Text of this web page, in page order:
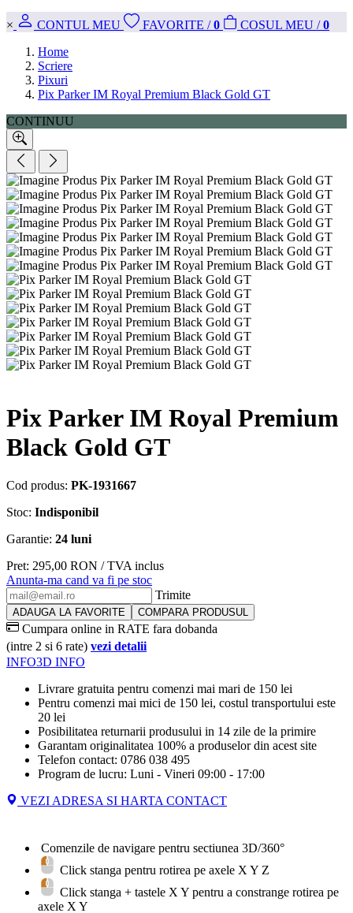
× CONTUL MEU FAVORITE / 0 COSUL MEU / 0
Home
Scriere
Pixuri
Pix Parker IM Royal Premium Black Gold GT
CONTINUU
Pix Parker IM Royal Premium
Black Gold GT
Cod produs: PK-1931667
Stoc: Indisponibil
Garantie: 24 luni
Pret: 295,00 RON / TVA inclus
Anunta-ma cand va fi pe stoc
Trimite
ADAUGA LA FAVORITE COMPARA PRODUSUL
Cumpara online in RATE fara dobanda
(intre 2 si 6 rate) vezi detalii
INFO3D INFO
Livrare gratuita pentru comenzi mai mari de 150 lei
Pentru comenzi mai mici de 150 lei, costul transportului este
20 lei
Posibilitatea returnarii produsului in 14 zile de la primire
Garantam originalitatea 100% a produselor din acest site
Telefon contact: 0786 038 495
Program de lucru: Luni - Vineri 09:00 - 17:00
VEZI ADRESA SI HARTA CONTACT
Comenzile de navigare pentru sectiunea 3D/360°
Click stanga pentru rotirea pe axele X Y Z
Click stanga + tastele X Y pentru a constrange rotirea pe
axele X Y